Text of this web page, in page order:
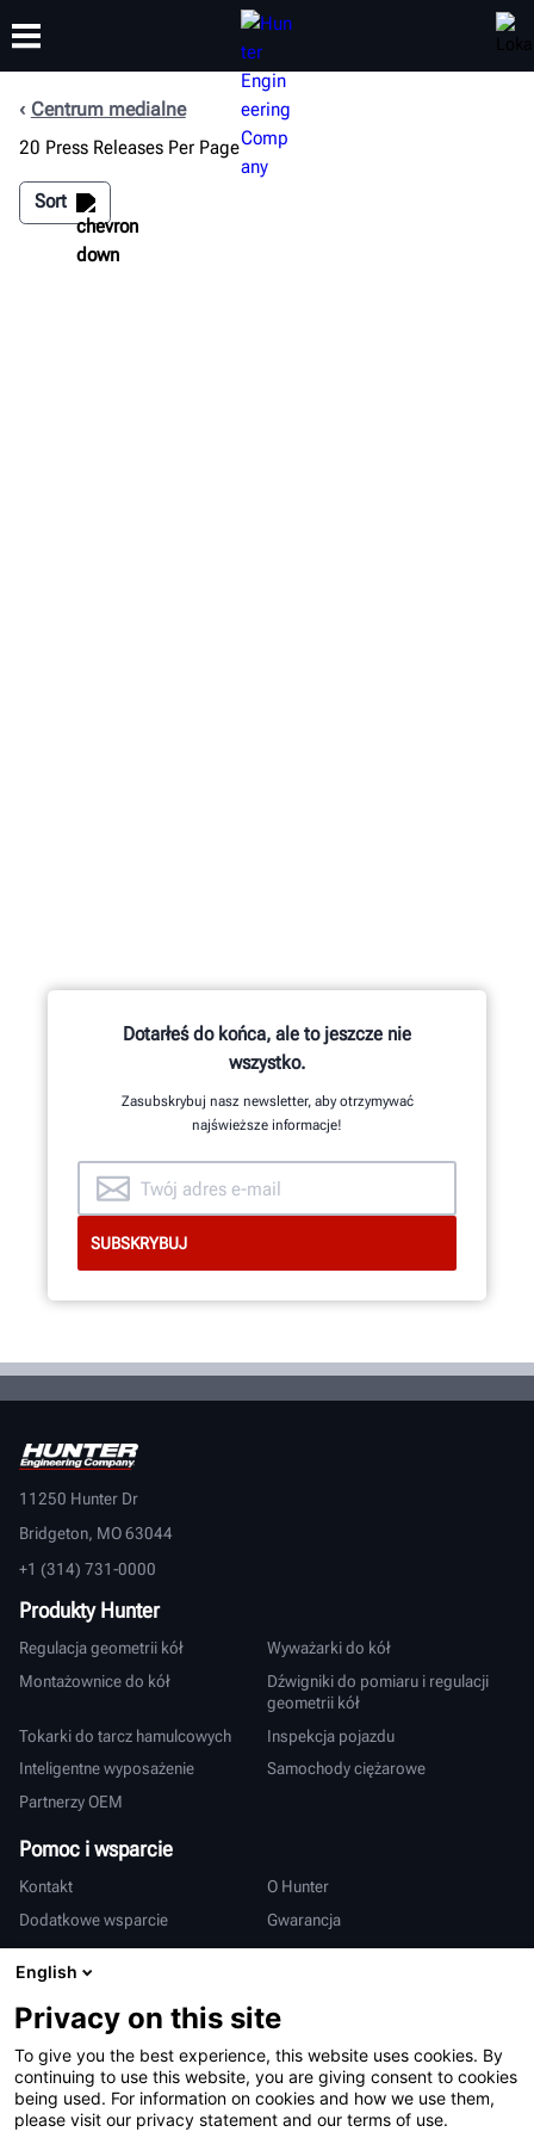
SZKOLENIA
Centrum medialne
20 Press Releases Per Page
Sort
Dotarłeś do końca, ale to jeszcze nie
wszystko.
Zasubskrybuj nasz newsletter, aby otrzymywać
najświeższe informacje!
11250 Hunter Dr
Bridgeton, MO 63044
+1 (314) 731-0000
Produkty Hunter
Regulacja geometrii kół
Wyważarki do kół
Montażownice do kół
Dźwigniki do pomiaru i regulacji
geometrii kół
Tokarki do tarcz hamulcowych
Inspekcja pojazdu
Inteligentne wyposażenie
Samochody ciężarowe
Partnerzy OEM
Pomoc i wsparcie
Kontakt
O Hunter
Dodatkowe wsparcie
Gwarancja
Międzynarodowy
Sprzedaż i serwis
English
Privacy on this site
To give you the best experience, this website uses cookies. By
continuing to use this website, you are giving consent to cookies
being used. For information on cookies and how we use them,
please visit our privacy statement and our terms of use.